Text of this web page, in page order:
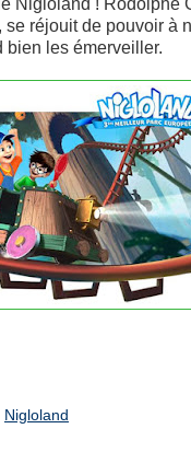
se réjouit de pouvoir à
bien les émerveiller.
Nigloland